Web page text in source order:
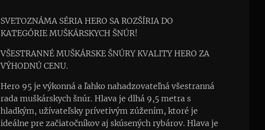
SVETOZNÁMA SÉRIA HERO SA ROZŠÍRIA DO
KATEGÓRIE MUŠKÁRSKYCH ŠNÚR!
VŠESTRANNÉ MUŠKÁRSKE ŠNÚRY KVALITY HERO ZA
VÝHODNÚ CENU.
Hero 95 je výkonná a ľahko nahadzovateľná všestranná
rada muškárskych šnúr. Hlava je dlhá 9,5 metra s
hladkým, užívateľsky prívetivým zúžením, ktoré je
ideálne pre začiatočníkov aj skúsených rybárov. Hlava je